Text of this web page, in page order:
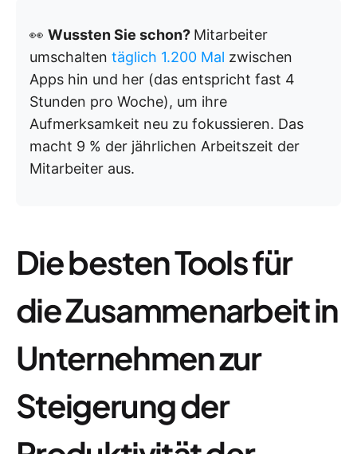
👀 Wussten Sie schon? ​​Mitarbeiter
umschalten täglich 1.200 Mal zwischen
Apps hin und her (das entspricht fast 4
Stunden pro Woche), um ihre
Aufmerksamkeit neu zu fokussieren. Das
macht 9 % der jährlichen Arbeitszeit der
Mitarbeiter aus.
Die besten Tools für
die Zusammenarbeit in
Unternehmen zur
Steigerung der